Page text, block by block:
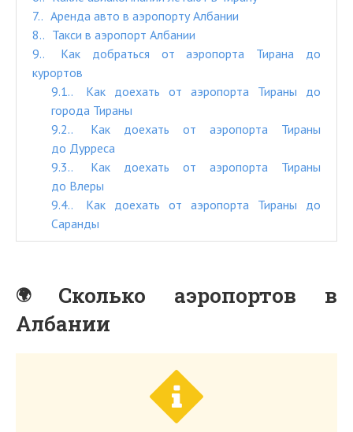
7.
Аренда авто в аэропорту Албании
8.
Такси в аэропорт Албании
9.
Как добраться от аэропорта Тирана до
курортов
9.1.
Как доехать от аэропорта Тираны до
города Тираны
9.2.
Как доехать от аэропорта Тираны
до Дурреса
9.3.
Как доехать от аэропорта Тираны
до Влеры
9.4.
Как доехать от аэропорта Тираны до
Саранды
Сколько аэропортов в
Албании